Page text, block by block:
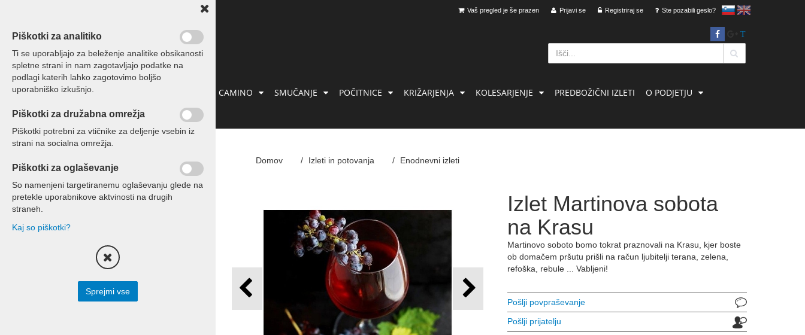
slovensko
English
Prijavi se Registriraj se Ste pozabili geslo?
Vaš pregled je še prazen
T
IZLETI IN POTOVANJA CAMINO SMUČANJE POČITNICE KRIŽARJENJA KOLESARJENJE PREDBOŽIČNI IZLETI O PODJETJU
KONTAKT
Potovanja
Izleti za skupine
lahko sporočite vaše vprašanje. Z
veseljem vam bomo odgovorili.
Domov Izleti in potovanja Enodnevni izleti
Izlet Martinova sobota
na Krasu
Martinovo soboto bomo tokrat praznovali na Krasu, kjer boste
ob domačem pršutu prišli na račun ljubitelji terana, zelena,
refoška, rebule ... Vabljeni!
Pošlji povpraševanje
Pošlji prijatelju
Piškotki za analitiko
Ti se uporabljajo za beleženje analitike obsikanosti
spletne strani in nam zagotavljajo podatke na
podlagi katerih lahko zagotovimo boljšo
uporabniško izkušnjo.
Piškotki za družabna omrežja
Piškotki potrebni za vtičnike za deljenje vsebin iz
strani na socialna omrežja.
Piškotki za oglaševanje
So namenjeni targetiranemu oglaševanju glede na
pretekle uporabnikove aktvinosti na drugih
straneh.
Kaj so piškotki?
Sprejmi vse